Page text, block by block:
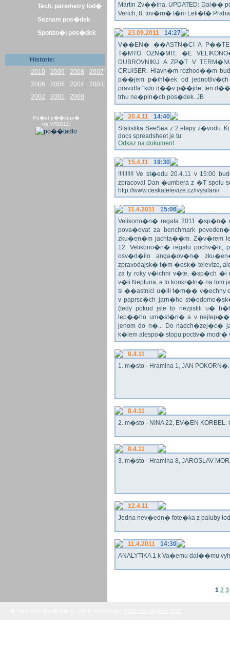
Tech. parametry lod�
Seznam pos�dek
Sponzo�i pos�dek
Historie:
2010
2009 2008
2007
2006
2005 2004
2003
2002
2001 2000
Po�et p��stup�
na VR2011:
Martin Zv��ina. UPDATED: Dal��
Verich, 8. tov�rn� t�m Leti�t� Praha
23.09.2011
14:27
V��EN� ��ASTN�CI A
T�MTO OZN�MIT, �E
DUBROVNIKU A ZP�T V
CRUISER. Hlavn�m rozhod��m
p��jem p�ihl�ek od
pravidla "kdo d��v p��jde, ten
trhu ne�pln�ch pos�dek. JB
20.4.11
14:40
Statistika SeeSea z 2.etapy z�vodu.
docs spreadsheet je tu:
Odkaz na dokument
15.4.11
19:30
!!!!!!!!!! Ve st�edu 20.4.11 v 15:00
zpracoval Dan �umbera z �T spolu
http://www.ceskatelevize.cz/ivysilani/
11.4.2011
15:06
Velikono�n� regata 2011 �sp�n�
pova�ovat za benchmark
zku�en�m jachta��m. Z�v�rem
12. Velikono�n� regatu
osv�d�ilo anga�ov�n�
zpravodajsk� t�m �esk� televize,
za ty roky v�ichni v�te, �sp�ch
v�li Neptuna, a to konkr�tn� na tom
si ��astnici u�ili t�m�� v�echny
v paprsc�ch jarn�ho
(tedy pokud jste to nezjistili u�
lep��ho um�st�n� a v
jenom do n�... Do nadch�zej�c�
k�lem alespo� stopu poctiv�
8.4.11
1. m�sto - Hramina 1, JAN
8.4.11
2. m�sto - NINA 22, EV�EN KORBEL.
8.4.11
3. m�sto - Hramina 8, JAROSLAV
12.4.11
Jedna nev�edn� fote�ka z paluby
11.4.2011
14:30
ANALYTIKA 1 k Va�emu dal��mu
1 2 3